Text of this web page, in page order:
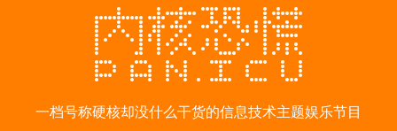
一档号称硬核却没什么干货的信息技术主题娱乐节目